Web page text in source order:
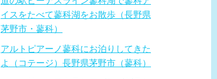
イスをたべて蓼科湖をお散歩（長野県
茅野市・蓼科）
アルトピアーノ蓼科にお泊りしてきた
よ（コテージ）長野県茅野市（蓼科）